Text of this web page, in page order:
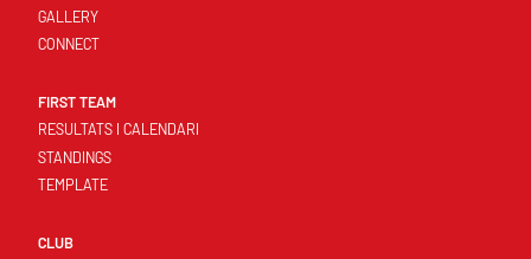
GALLERY
CONNECT
FIRST TEAM
RESULTATS I CALENDARI
STANDINGS
TEMPLATE
CLUB